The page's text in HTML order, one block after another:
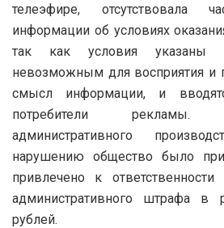
телеэфире, отсутствовала
информации об условиях
так как условия указаны
невозможным для восприятия и
смысл информации, и
потребители
административного
нарушению общество было
привлечено к
административного штрафа в
рублей.